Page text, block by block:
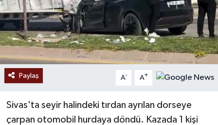
Paylaş A- A+
Sivas'ta seyir halindeki tırdan ayrılan dorseye
çarpan otomobil hurdaya döndü. Kazada 1 kişi